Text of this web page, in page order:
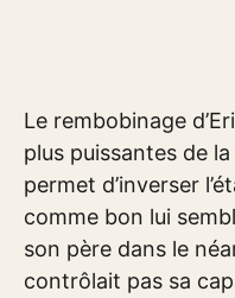
Le rembobinage
plus puissantes de
permet d’inverser
comme bon lui
son père dans le
contrôlait pas sa